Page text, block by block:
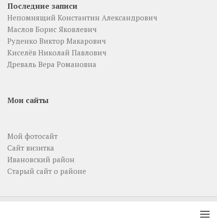
Последние записи
Непомнящий Константин Александрович
Маслов Борис Яковлевич
Руденко Виктор Макарович
Киселёв Николай Павлович
Древаль Вера Романовна
Мои сайты
Мой фотосайт
Сайт визитка
Ивановский район
Старый сайт о районе